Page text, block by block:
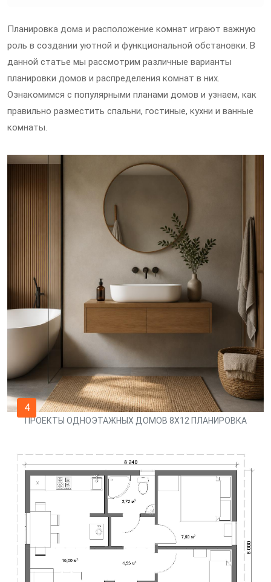
Планировка дома и расположение комнат играют важную
роль в создании уютной и функциональной обстановки. В
данной статье мы рассмотрим различные варианты
планировки домов и распределения комнат в них.
Ознакомимся с популярными планами домов и узнаем, как
правильно разместить спальни, гостиные, кухни и ванные
комнаты.
4
ПРОЕКТЫ ОДНОЭТАЖНЫХ ДОМОВ 8Х12 ПЛАНИРОВКА